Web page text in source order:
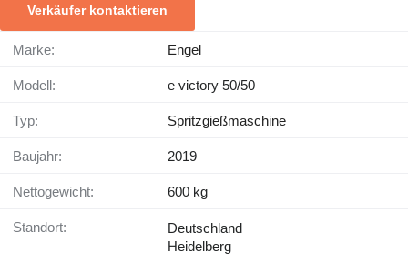
Verkäufer kontaktieren
Marke: Engel
Modell: e victory 50/50
Typ: Spritzgießmaschine
Baujahr: 2019
Nettogewicht: 600 kg
Standort:
Deutschland
Heidelberg